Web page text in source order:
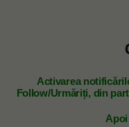
Activarea
Follow/Urmăriți, din